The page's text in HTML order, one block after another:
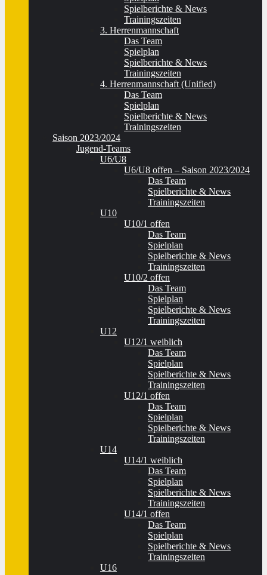
Spielberichte & News
Trainingszeiten
3. Herrenmannschaft
Das Team
Spielplan
Spielberichte & News
Trainingszeiten
4. Herrenmannschaft (Unified)
Das Team
Spielplan
Spielberichte & News
Trainingszeiten
Saison 2023/2024
Jugend-Teams
U6/U8
U6/U8 offen – Saison 2023/2024
Das Team
Spielberichte & News
Trainingszeiten
U10
U10/1 offen
Das Team
Spielplan
Spielberichte & News
Trainingszeiten
U10/2 offen
Das Team
Spielplan
Spielberichte & News
Trainingszeiten
U12
U12/1 weiblich
Das Team
Spielplan
Spielberichte & News
Trainingszeiten
U12/1 offen
Das Team
Spielplan
Spielberichte & News
Trainingszeiten
U14
U14/1 weiblich
Das Team
Spielplan
Spielberichte & News
Trainingszeiten
U14/1 offen
Das Team
Spielplan
Spielberichte & News
Trainingszeiten
U16